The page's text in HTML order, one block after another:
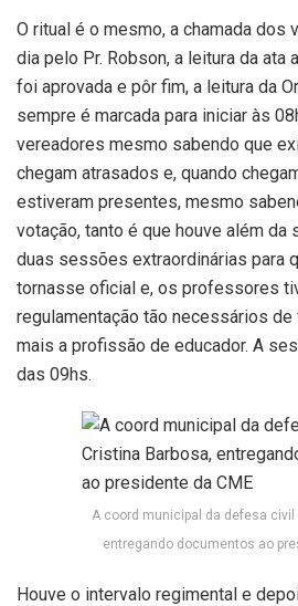
O ritual é o mesmo, a chamada dos
dia pelo Pr. Robson, a leitura da ata
foi aprovada e pôr fim, a leitura da
sempre é marcada para iniciar às
vereadores mesmo sabendo que
chegam atrasados e, quando
estiveram presentes, mesmo
votação, tanto é que houve além da
duas sessões extraordinárias para
tornasse oficial e, os professores
regulamentação tão necessários
mais a profissão de educador. A
das 09hs.
A coord municipal da defesa civil
entregando documentos ao
Houve o intervalo regimental e